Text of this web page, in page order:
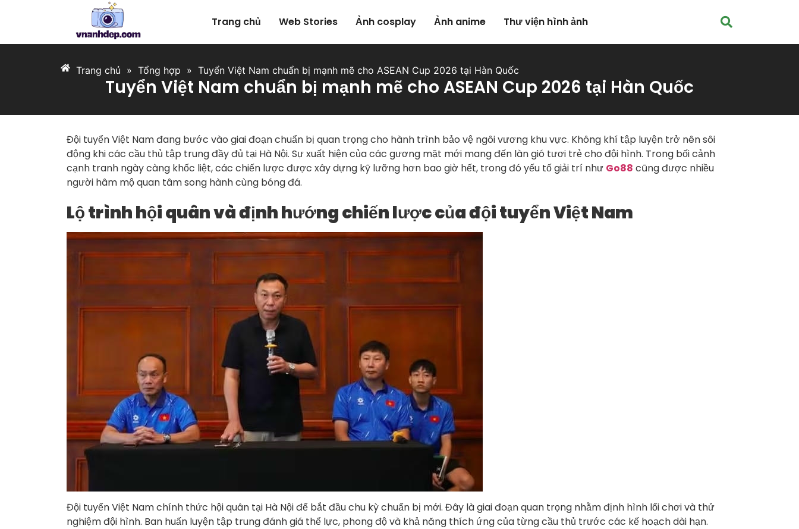
Trang chủ Web Stories Ảnh cosplay Ảnh anime Thư viện hình ảnh
Trang chủ » Tổng hợp » Tuyển Việt Nam chuẩn bị mạnh mẽ cho ASEAN Cup 2026 tại Hàn Quốc
Tuyển Việt Nam chuẩn bị mạnh mẽ cho ASEAN Cup 2026 tại Hàn Quốc
Đội tuyển Việt Nam đang bước vào giai đoạn chuẩn bị quan trọng cho hành trình bảo vệ ngôi vương khu vực. Không khí tập luyện trở nên sôi
động khi các cầu thủ tập trung đầy đủ tại Hà Nội. Sự xuất hiện của các gương mặt mới mang đến làn gió tươi trẻ cho đội hình. Trong bối cảnh
cạnh tranh ngày càng khốc liệt, các chiến lược được xây dựng kỹ lưỡng hơn bao giờ hết, trong đó yếu tố giải trí như Go88 cũng được nhiều
người hâm mộ quan tâm song hành cùng bóng đá.
Lộ trình hội quân và định hướng chiến lược của đội tuyển Việt Nam
Đội tuyển Việt Nam chính thức hội quân tại Hà Nội để bắt đầu chu kỳ chuẩn bị mới. Đây là giai đoạn quan trọng nhằm định hình lối chơi và thử
nghiệm đội hình. Ban huấn luyện tập trung đánh giá thể lực, phong độ và khả năng thích ứng của từng cầu thủ trước các kế hoạch dài hạn.